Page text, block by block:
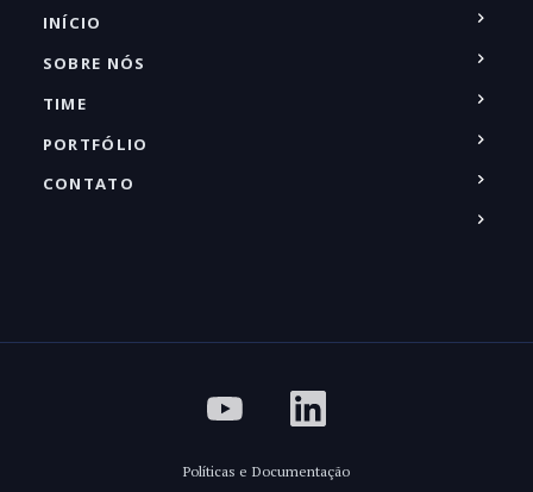
INÍCIO
SOBRE NÓS
TIME
PORTFÓLIO
CONTATO
Políticas e Documentação